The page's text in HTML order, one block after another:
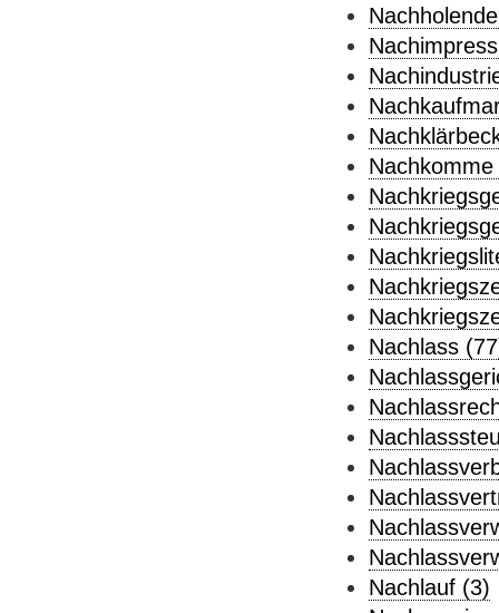
Nachlass
Nachlauf (3)